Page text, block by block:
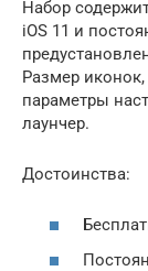
Набор
iOS 11 и
Размер
параметры
лаунчер.
Достоинства: